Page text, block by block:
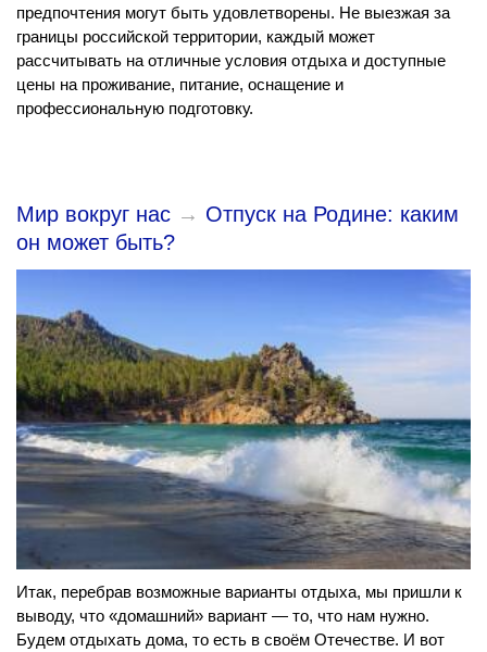
предпочтения могут быть удовлетворены. Не выезжая за
границы российской территории, каждый может
рассчитывать на отличные условия отдыха и доступные
цены на проживание, питание, оснащение и
профессиональную подготовку.
Мир вокруг нас → Отпуск на Родине: каким
он может быть?
Итак, перебрав возможные варианты отдыха, мы пришли к
выводу, что «домашний» вариант — то, что нам нужно.
Будем отдыхать дома, то есть в своём Отечестве. И вот